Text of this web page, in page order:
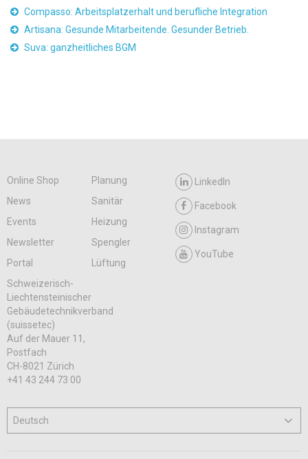
Compasso: Arbeitsplatzerhalt und berufliche Integration
Artisana: Gesunde Mitarbeitende. Gesunder Betrieb.
Suva: ganzheitliches BGM
Online Shop
Planung
News
Sanitär
Events
Heizung
Newsletter
Spengler
Portal
Lüftung
LinkedIn
Facebook
Instagram
YouTube
Schweizerisch-
Liechtensteinischer
Gebäudetechnikverband
(suissetec)
Auf der Mauer 11,
Postfach
CH-8021 Zürich
+41 43 244 73 00